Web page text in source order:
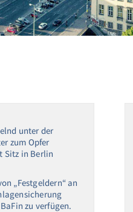
unter der
zum Opfer
Sitz in Berlin
„Festgeldern“ an
zu verfügen.